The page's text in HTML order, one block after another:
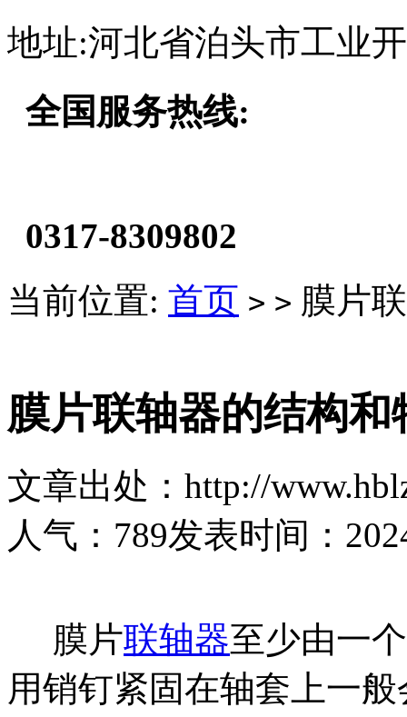
地址:河北省泊头市工业
全国服务热线:
0317-8309802
当前位置: 首页 > > 膜片
膜片联轴器的结构和
文章出处：http://
人气： 789发表时间：
膜片联轴器至少由一
用销钉紧固在轴套上一般